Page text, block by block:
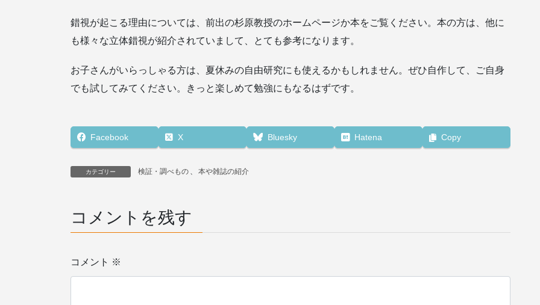
錯視が起こる理由については、前出の杉原教授のホームページか本をご覧ください。本の方は、他に
も様々な立体錯視が紹介されていまして、とても参考になります。
お子さんがいらっしゃる方は、夏休みの自由研究にも使えるかもしれません。ぜひ自作して、ご自身
でも試してみてください。きっと楽しめて勉強にもなるはずです。
Facebook X Bluesky Hatena Copy
カテゴリー 検証・調べもの 、 本や雑誌の紹介
コメントを残す
コメント ※